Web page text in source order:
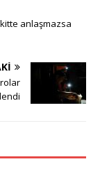
anlaşmazsa